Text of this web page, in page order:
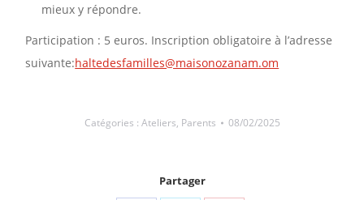
mieux y répondre.
Participation : 5 euros. Inscription obligatoire à l’adresse
suivante:haltedesfamilles@maisonozanam.om
Catégories : Ateliers, Parents 08/02/2025
Partager